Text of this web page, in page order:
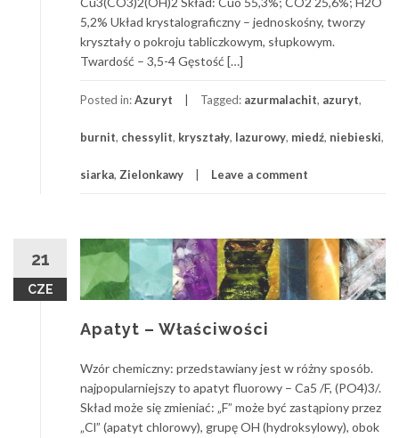
5,2% Układ krystalograficzny – jednoskośny, tworzy
kryształy o pokroju tabliczkowym, słupkowym.
Twardość – 3,5-4 Gęstość […]
Posted in:Azuryt Tagged: azurmalachit, azuryt,
burnit, chessylit, kryształy, lazurowy, miedź, niebieski,
siarka, Zielonkawy Leave a comment
21
CZE
Apatyt – Właściwości
Wzór chemiczny: przedstawiany jest w różny sposób.
najpopularniejszy to apatyt fluorowy – Ca5 /F, (PO4)3/.
Skład może się zmieniać: „F” może być zastąpiony przez
„Cl” (apatyt chlorowy), grupę OH (hydroksylowy), obok